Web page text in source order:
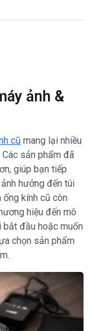
ảnh &
cũ mang lại nhiều
sản phẩm đã
giúp bạn tiếp
hưởng đến túi
ống kính cũ còn
hiệu đến mô
bắt đầu hoặc muốn
chọn sản phẩm